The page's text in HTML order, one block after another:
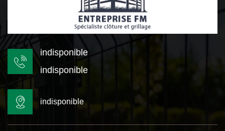
indisponible
indisponible
indisponible